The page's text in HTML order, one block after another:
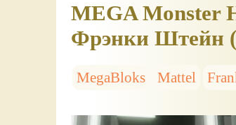
MEGA Monster
Фрэнки Штейн
MegaBloks Mattel